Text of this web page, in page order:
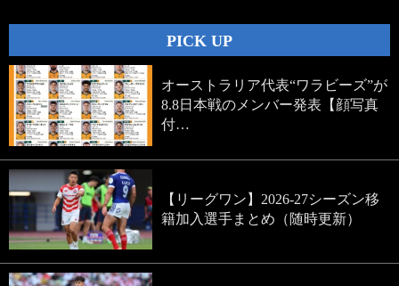
PICK UP
オーストラリア代表“ワラビーズ”が
8.8日本戦のメンバー発表【顔写真
付…
【リーグワン】2026-27シーズン移
籍加入選手まとめ（随時更新）